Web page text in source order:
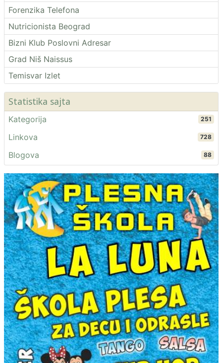
Forenzika Telefona
Nutricionista Beograd
Bizni Klub Poslovni Adresar
Grad Niš Naissus
Temisvar Izlet
Statistika sajta
Kategorija 251
Linkova 728
Blogova 88